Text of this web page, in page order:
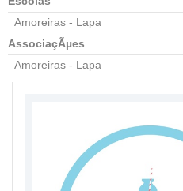
Amoreiras - Lapa
AssociaçÃµes
Amoreiras - Lapa